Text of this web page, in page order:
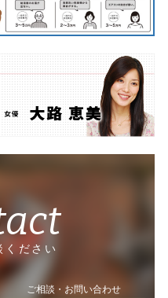
ください
ご相談・お問い合わせ